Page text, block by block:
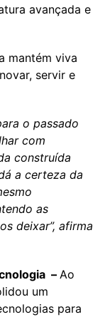
avançada e
mantém viva
servir e
o passado
com
construída
a certeza da
as
deixar”, afirma
– Ao
um
para